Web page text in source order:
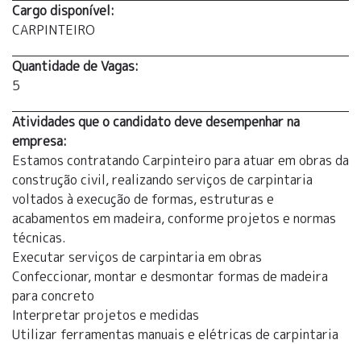
Cargo disponível:
CARPINTEIRO
Quantidade de Vagas:
5
Atividades que o candidato deve desempenhar na
empresa:
Estamos contratando Carpinteiro para atuar em obras da
construção civil, realizando serviços de carpintaria
voltados à execução de formas, estruturas e
acabamentos em madeira, conforme projetos e normas
técnicas.
Executar serviços de carpintaria em obras
Confeccionar, montar e desmontar formas de madeira
para concreto
Interpretar projetos e medidas
Utilizar ferramentas manuais e elétricas de carpintaria